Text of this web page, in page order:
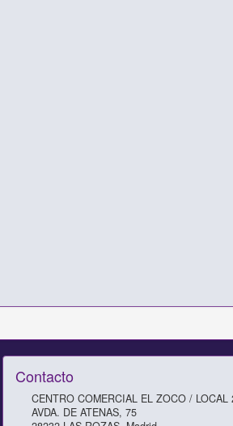
Contacto
CENTRO COMERCIAL EL ZOCO / LOCAL
AVDA. DE ATENAS, 75